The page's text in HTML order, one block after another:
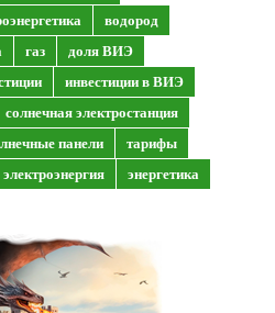
водород
газ
доля ВИЭ
инвестиции в ВИЭ
солнечная электростанция
панели
тарифы
электроэнергия энергетика